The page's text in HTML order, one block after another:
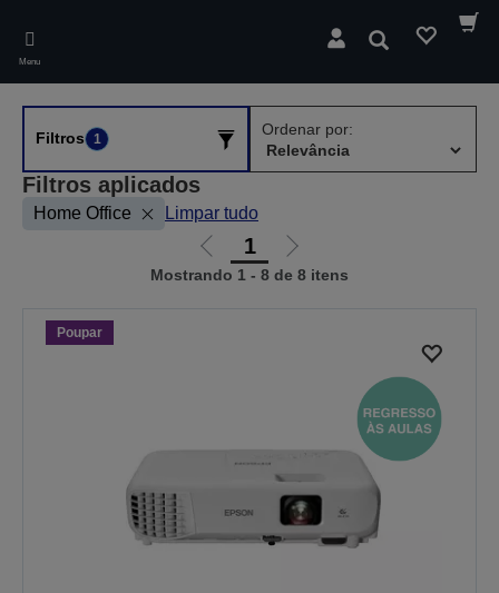
main
content
Menu
Pesquisar
Filtros 1
Ordenar por:
Filtros aplicados
Home Office Limpar tudo
Ir
para
1
Ir
para
Mostrando 1 - 8 de 8 itens
Poupar